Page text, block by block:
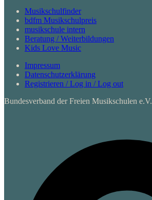
Musikschulfinder
bdfm Musikschulpreis
musikschule intern
Beratung / Weiterbildungen
Kids Love Music
Impressum
Datenschutzerklärung
Registrieren / Log in / Log out
Bundesverband der Freien Musikschulen e.V.